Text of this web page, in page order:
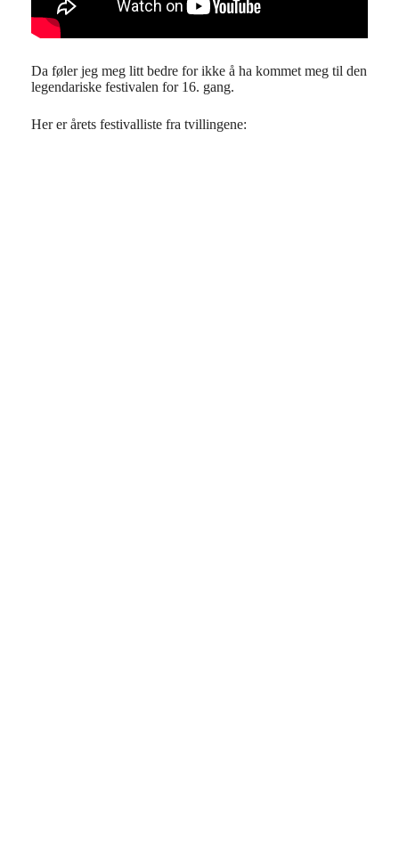
Da føler jeg meg litt bedre for ikke å ha kommet meg til den
legendariske festivalen for 16. gang.
Her er årets festivalliste fra tvillingene: